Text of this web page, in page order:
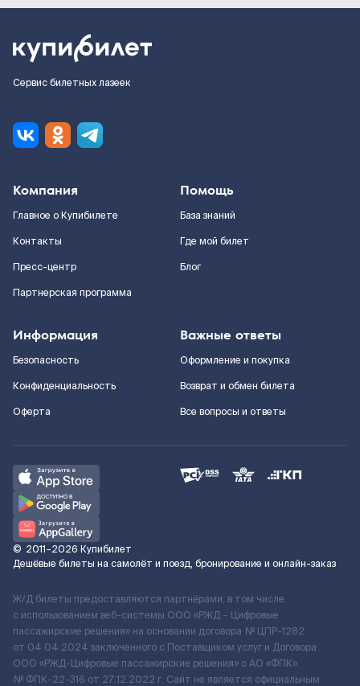
Сервис билетных лазеек
Компания
Главное о Купибилете
Контакты
Пресс-центр
Партнерская программа
Помощь
База знаний
Где мой билет
Блог
Информация
Безопасность
Конфиденциальность
Оферта
Важные ответы
Оформление и покупка
Возврат и обмен билета
Все вопросы и ответы
© 2011–2026 Купибилет
Дешёвые билеты на самолёт и поезд, бронирование и онлайн-заказ
Ж/Д билеты предоставляются партнёрами, в том числе
с использованием веб-системы ООО «РЖД – Цифровые
пассажирские решения» на основании договора № ЦПР-1282
от 04.04.2024 заключенного с Поставщиком услуг и Договора
ООО «РЖД-Цифровые пассажирские решения» c АО «ФПК»
№ ФПК-22-316 от 27.12.2022 г. Сайт не является официальным